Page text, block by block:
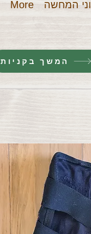
המחשה More
המשך בקניות